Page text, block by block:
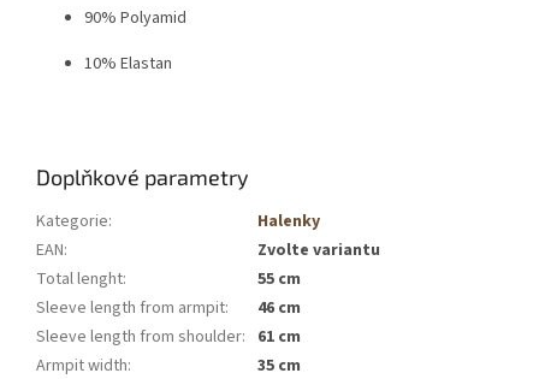
90% Polyamid
10% Elastan
Doplňkové parametry
Kategorie:
Halenky
EAN:
Zvolte variantu
Total lenght:
55 cm
Sleeve length from armpit:
46 cm
Sleeve length from shoulder: 61 cm
Armpit width:
35 cm